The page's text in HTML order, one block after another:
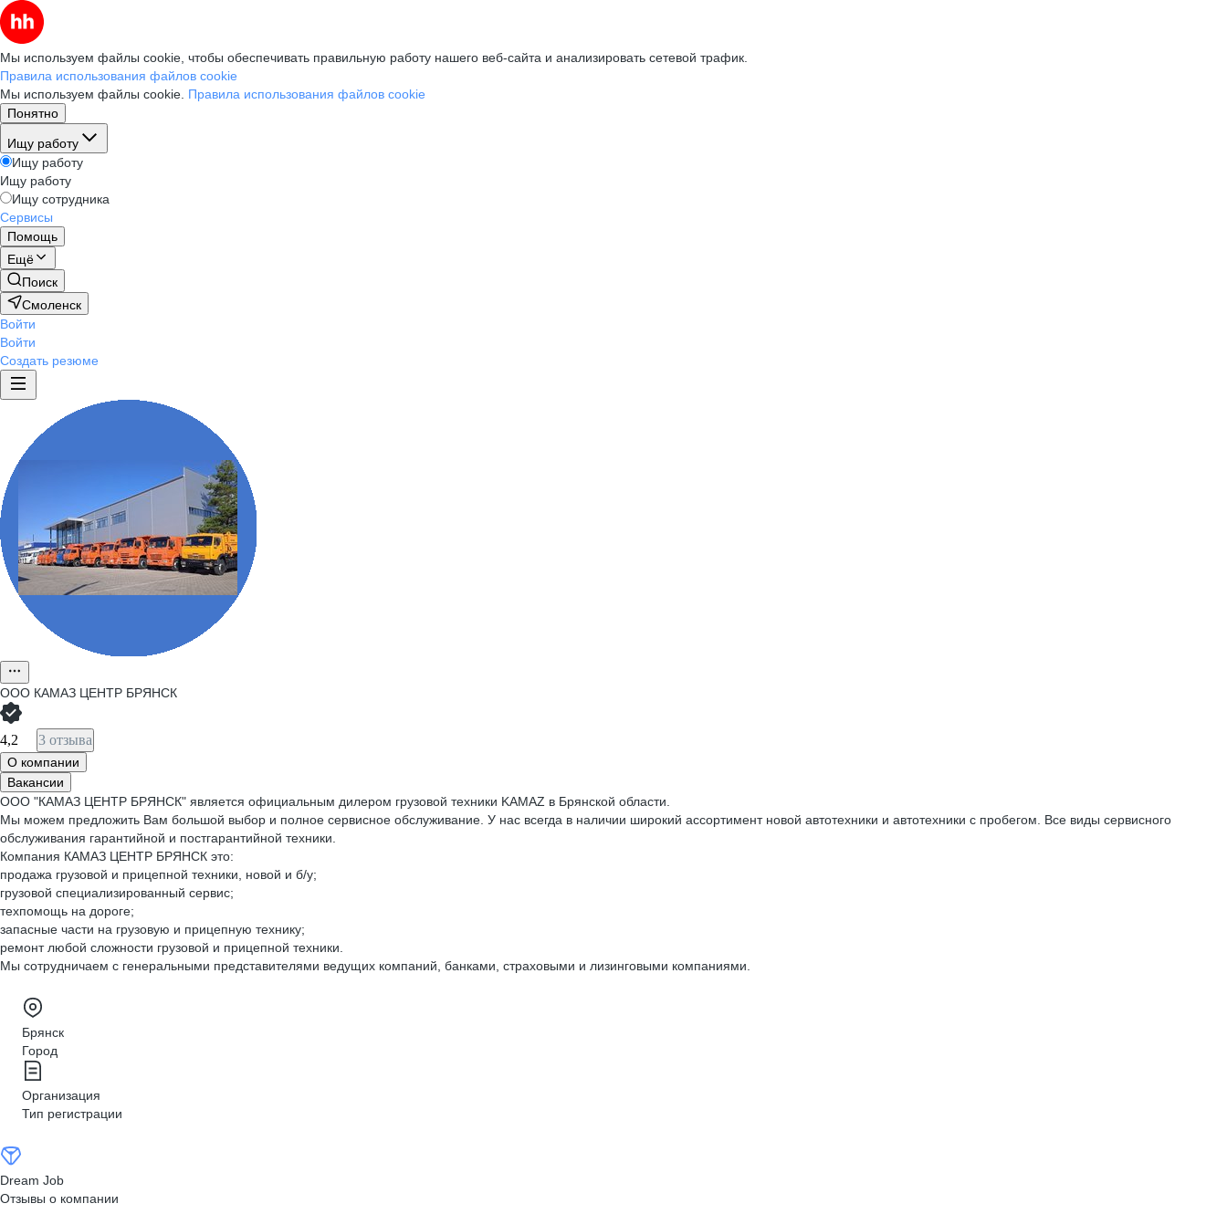
Мы используем файлы cookie, чтобы обеспечивать правильную работу нашего веб-сайта и анализировать сетевой трафик.
Правила использования файлов cookie
Мы используем файлы cookie. Правила использования файлов cookie
Понятно
Ищу работу
Ищу работу
Ищу работу
Ищу сотрудника
Сервисы
Помощь
Ещё
Поиск
Смоленск
Войти
Войти
Создать резюме
ООО КАМАЗ ЦЕНТР БРЯНСК
4,2 3 отзыва
О компании
Вакансии
ООО "КАМАЗ ЦЕНТР БРЯНСК" является официальным дилером грузовой техники KАМAZ в Брянской области.
Мы можем предложить Вам большой выбор и полное сервисное обслуживание. У нас всегда в наличии широкий ассортимент новой автотехники и автотехники с пробегом. Все виды сервисного
обслуживания гарантийной и постгарантийной техники.
Компания КАМАЗ ЦЕНТР БРЯНСК это:
продажа грузовой и прицепной техники, новой и б/у;
грузовой специализированный сервис;
техпомощь на дороге;
запасные части на грузовую и прицепную технику;
ремонт любой сложности грузовой и прицепной техники.
Мы сотрудничаем с генеральными представителями ведущих компаний, банками, страховыми и лизинговыми компаниями.
Брянск
Город
Организация
Тип регистрации
Dream Job
Отзывы о компании